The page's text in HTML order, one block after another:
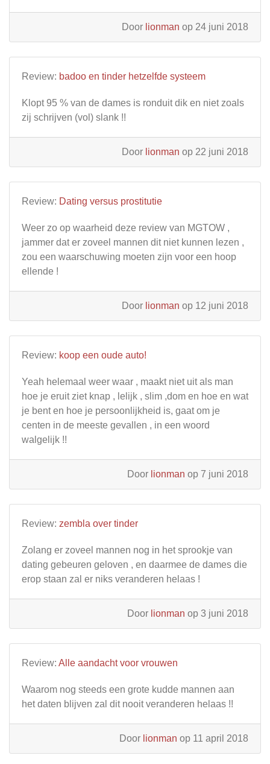
Door lionman op 24 juni 2018
Review: badoo en tinder hetzelfde systeem
Klopt 95 % van de dames is ronduit dik en niet zoals
zij schrijven (vol) slank !!
Door lionman op 22 juni 2018
Review: Dating versus prostitutie
Weer zo op waarheid deze review van MGTOW ,
jammer dat er zoveel mannen dit niet kunnen lezen ,
zou een waarschuwing moeten zijn voor een hoop
ellende !
Door lionman op 12 juni 2018
Review: koop een oude auto!
Yeah helemaal weer waar , maakt niet uit als man
hoe je eruit ziet knap , lelijk , slim ,dom en hoe en wat
je bent en hoe je persoonlijkheid is, gaat om je
centen in de meeste gevallen , in een woord
walgelijk !!
Door lionman op 7 juni 2018
Review: zembla over tinder
Zolang er zoveel mannen nog in het sprookje van
dating gebeuren geloven , en daarmee de dames die
erop staan zal er niks veranderen helaas !
Door lionman op 3 juni 2018
Review: Alle aandacht voor vrouwen
Waarom nog steeds een grote kudde mannen aan
het daten blijven zal dit nooit veranderen helaas !!
Door lionman op 11 april 2018